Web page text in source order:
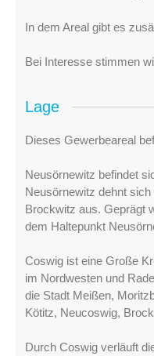
In dem Areal gibt es
Bei Interesse stimmen
Lage
Dieses Gewerbeareal
Neusörnewitz befindet
Neusörnewitz dehnt
Brockwitz aus. Geprägt
dem Haltepunkt
Coswig ist eine Große
im Nordwesten und
die Stadt Meißen,
Kötitz, Neucoswig,
Durch Coswig verläuft